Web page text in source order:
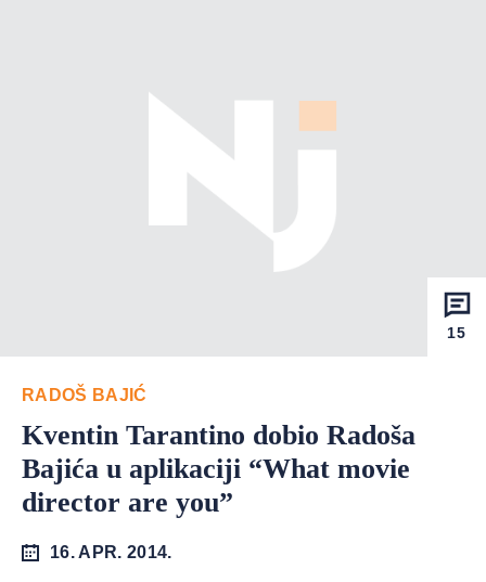
15
RADOŠ BAJIĆ
Kventin Tarantino dobio Radoša
Bajića u aplikaciji “What movie
director are you”
16. APR. 2014.